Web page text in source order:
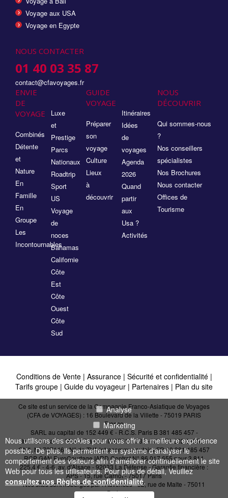
Voyage aux USA
Voyage en Egypte
NOUS CONTACTER
01 40 03 35 87
contact@cfavoyages.fr
ENVIE
DE
VOYAGE
Combinés
Détente
et
Nature
En
Famille
En
Groupe
Les
Incontournables
Luxe
et
Prestige
Parcs
Nationaux
Roadtrip
Sport
US
Voyage
de
noces
Bahamas
Californie
Côte
Est
Côte
Ouest
Côte
Sud
GUIDE
VOYAGE
Préparer
son
voyage
Culture
Lieux
à
découvrir
Itinéraires
Idées
de
voyages
Agenda
2026
Quand
partir
aux
Usa ?
Activités
NOUS
DÉCOUVRIR
Qui sommes-nous
?
Nos conseillers
spécialistes
Nos Brochures
Nous contacter
Offices de
Tourisme
Conditions de Vente| Assurance | Sécurité et confidentialité|
Tarifs groupe | Guide du voyageur | Partenaires | Plan du site
Ce site est un service de la Compagnie Franco-Asiatique de Voyages
(CFA de VOYAGES) : 16 Boulevard de la Villette - 75019 PARIS
France
SARL au capital de 152 449 € - R.C.S. Paris B 381 485 457 -
Immatriculation "Atout France": IM075110232 - N° IATA 202 21950 -
CNIL N° 727146 - N° de TVA intracommunautaire FR 40 381 485 457
RCP GAN EuroCourtage IARD Contrat N° 86.017.655 pour 3 811
225,4 € - 4-6, av. d'Alsace - 92033 La Défense - Garantie financière :
APS - 15, rue Carnot - 75017 Paris
Nos sites sont hébergés par :Advences - 52, rue de Malte - 75011
Paris
Analyse
Marketing
Nous utilisons des cookies pour vous offrir la meilleure expérience
possible. De plus, ils permettent au système d'analyser le
comportement des visiteurs afin d'améliorer continuellement le site
Web pour tous les utilisateurs. Pour plus de détail, Veuillez
consultez nos Règles de confidentialité.